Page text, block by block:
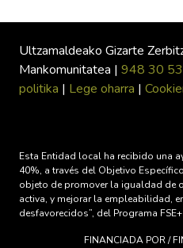
Ultzamaldeako Gizarte
Mankomunitatea | 948 30
politika | Lege oharra |
Esta Entidad local ha recibido una
40%, a través del Objetivo
objeto de promover la igualdad de
activa, y mejorar la empleabilidad,
desfavorecidos”, del Programa
FINANCIADA POR /